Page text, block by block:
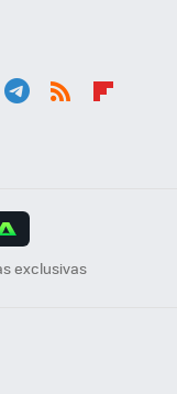
exclusivas